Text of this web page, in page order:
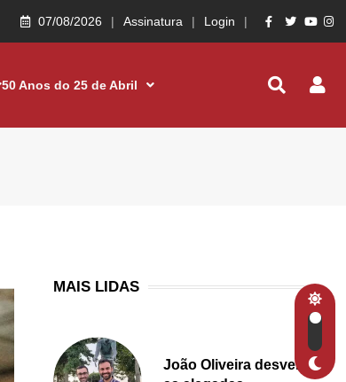
07/08/2026 Assinatura Login
50 Anos do 25 de Abril
MAIS LIDAS
João Oliveira desvenda